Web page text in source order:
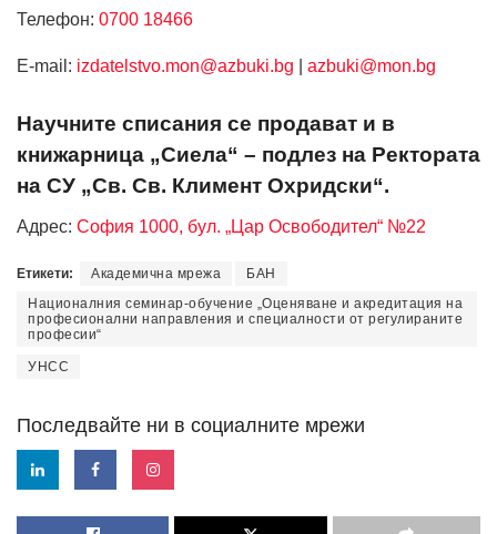
Телефон: 0700 18466
Е-mail: izdatelstvo.mon@azbuki.bg azbuki@mon.bg
Научните списания се продават и в
книжарница „Сиела“ – подлез на Ректората
на СУ „Св. Св. Климент Охридски“.
Адрес: София 1000, бул. „Цар Освободител“ №22
Етикети: Академична мрежа
БАН
Националния семинар-обучение „Оценяване и акредитация на
професионални направления и специалности от регулираните
професии“
УНСС
Последвайте ни в социалните мрежи